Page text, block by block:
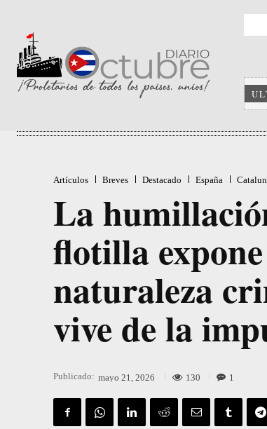
Artículos Breves Destacado España
La
flotilla
naturaleza
vive de la
Publicado: mayo 21, 2026 130 1